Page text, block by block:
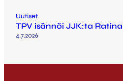
Uutiset
TPV isännöi JJK:ta
4.7.2026